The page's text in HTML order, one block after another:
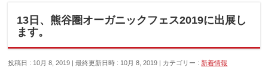
13日、熊谷圏オーガニックフェス2019に出展し
ます。
投稿日 : 10月 8, 2019 最終更新日時 : 10月 8, 2019 カテゴリー : 新着情報